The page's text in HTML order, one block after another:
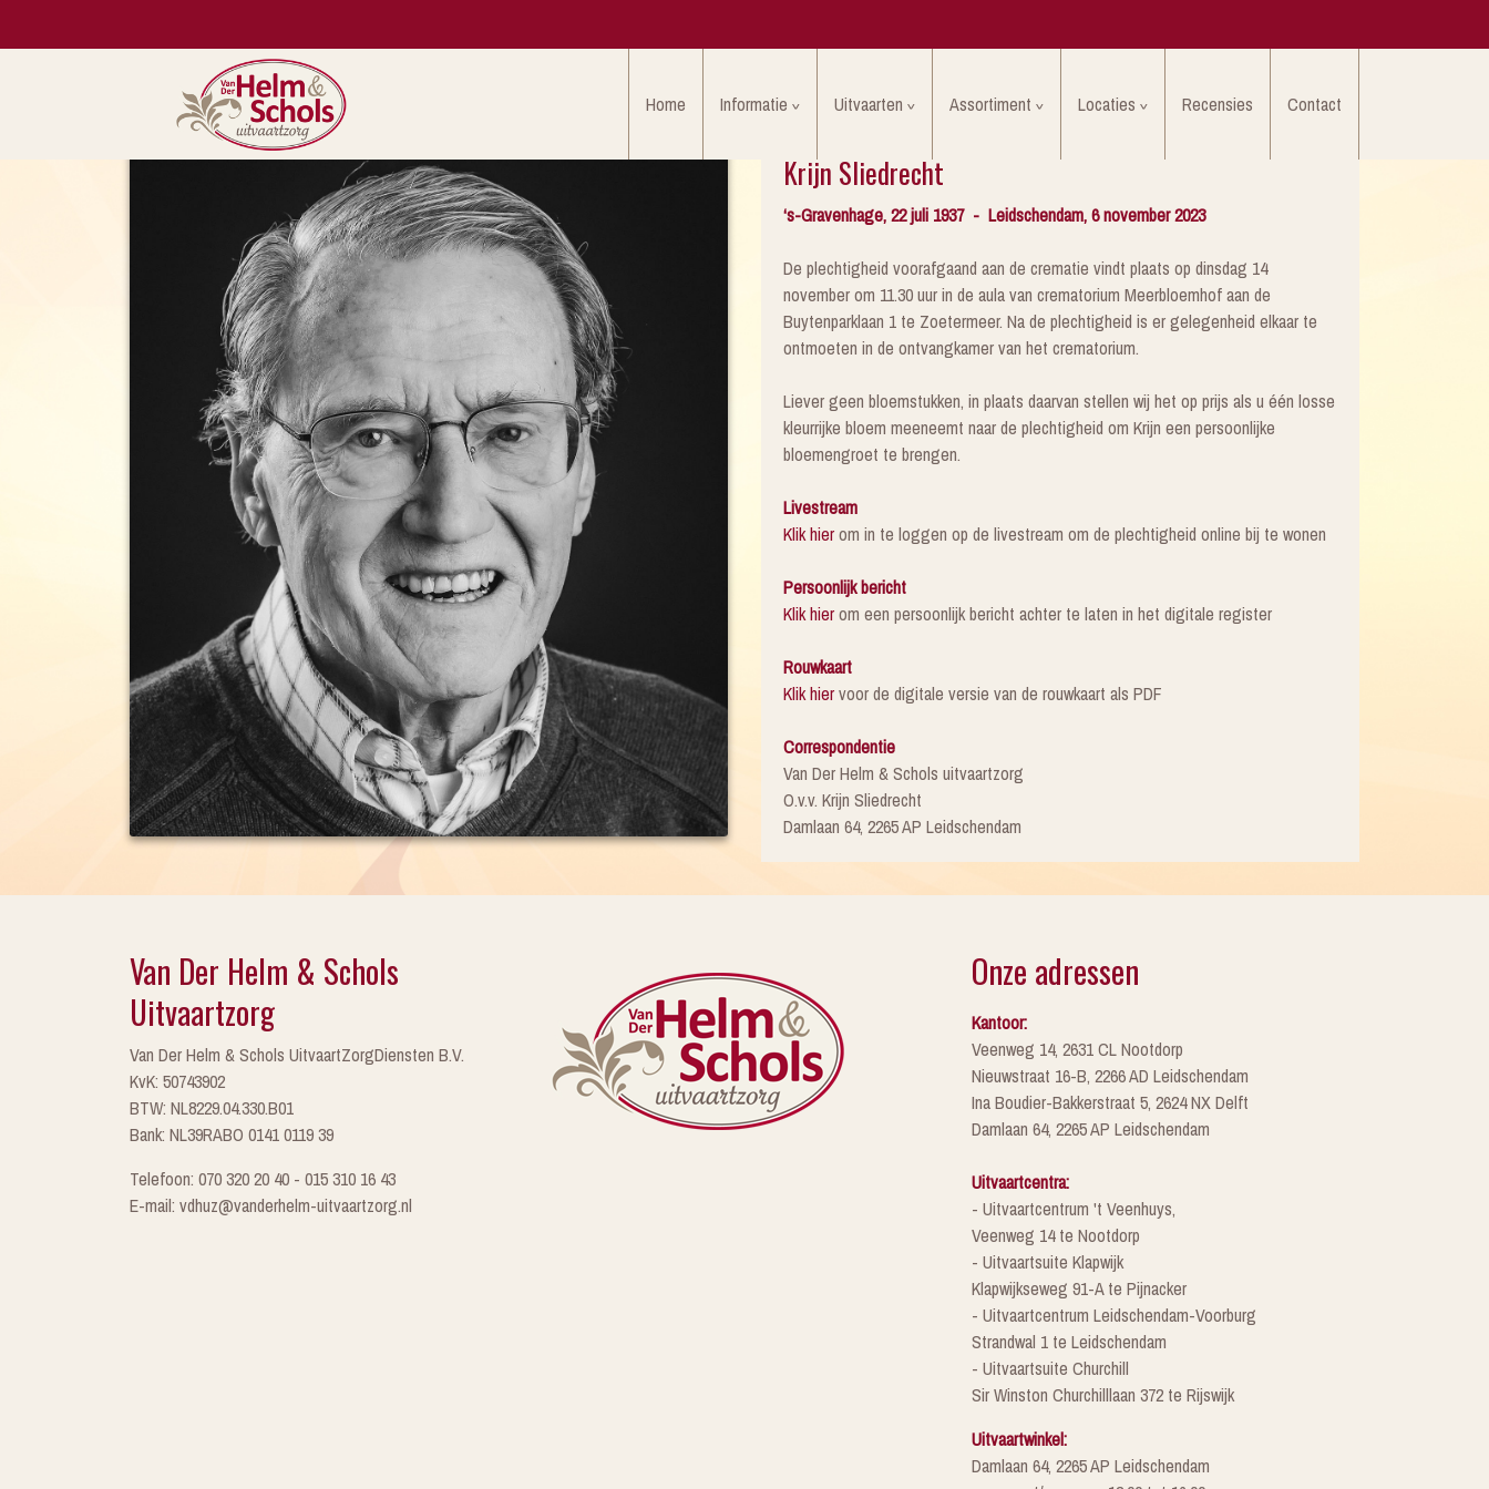
Home Informatie Uitvaarten Assortiment Locaties Recensies Contact
Krijn Sliedrecht
‘s-Gravenhage, 22 juli 1937 - Leidschendam, 6 november 2023
De plechtigheid voorafgaand aan de crematie vindt plaats op dinsdag 14
november om 11.30 uur in de aula van crematorium Meerbloemhof aan de
Buytenparklaan 1 te Zoetermeer. Na de plechtigheid is er gelegenheid elkaar te
ontmoeten in de ontvangkamer van het crematorium.
Liever geen bloemstukken, in plaats daarvan stellen wij het op prijs als u één losse
kleurrijke bloem meeneemt naar de plechtigheid om Krijn een persoonlijke
bloemengroet te brengen.
Livestream
Klik hierom in te loggen op de livestream om de plechtigheid online bij te wonen
Persoonlijk bericht
Klik hierom een persoonlijk bericht achter te laten in het digitale register
Rouwkaart
Klik hiervoor de digitale versie van de rouwkaart als PDF
Correspondentie
Van Der Helm & Schols uitvaartzorg
O.v.v. Krijn Sliedrecht
Damlaan 64, 2265 AP Leidschendam
Van Der Helm & Schols
Uitvaartzorg
Van Der Helm & Schols UitvaartZorgDiensten B.V.
KvK: 50743902
BTW: NL8229.04.330.B01
Bank: NL39RABO 0141 0119 39
Telefoon: 070 320 20 40 - 015 310 16 43
E-mail: vdhuz@vanderhelm-uitvaartzorg.nl
Onze adressen
Kantoor:
Veenweg 14, 2631 CL Nootdorp
Nieuwstraat 16-B, 2266 AD Leidschendam
Ina Boudier-Bakkerstraat 5, 2624 NX Delft
Damlaan 64, 2265 AP Leidschendam
Uitvaartcentra:
- Uitvaartcentrum 't Veenhuys,
Veenweg 14 te Nootdorp
- Uitvaartsuite Klapwijk
Klapwijkseweg 91-A te Pijnacker
- Uitvaartcentrum Leidschendam-Voorburg
Strandwal 1 te Leidschendam
- Uitvaartsuite Churchill
Sir Winston Churchilllaan 372 te Rijswijk
Uitvaartwinkel:
Damlaan 64, 2265 AP Leidschendam